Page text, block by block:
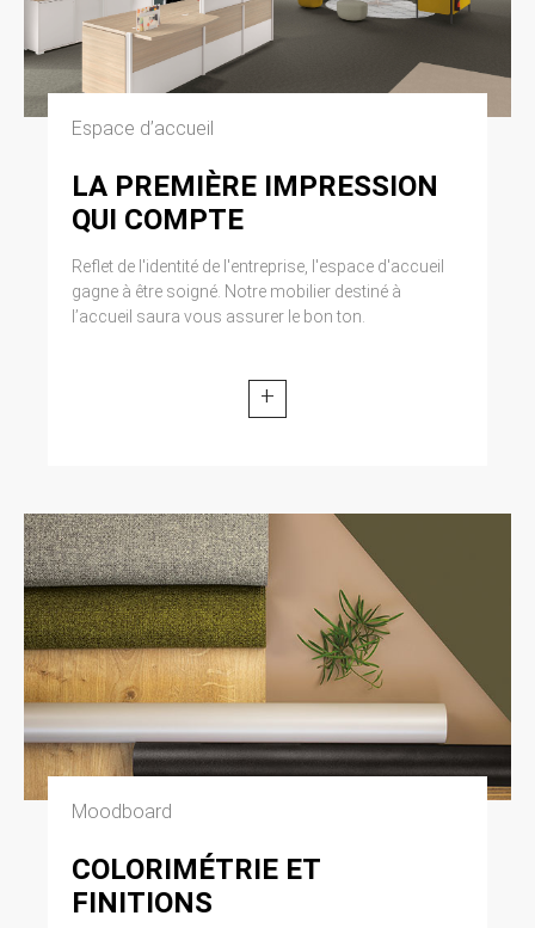
Espace d’accueil
LA PREMIÈRE IMPRESSION
QUI COMPTE
Reflet de l'identité de l'entreprise, l'espace d'accueil
gagne à être soigné. Notre mobilier destiné à
l’accueil saura vous assurer le bon ton.
+
Moodboard
COLORIMÉTRIE ET
FINITIONS